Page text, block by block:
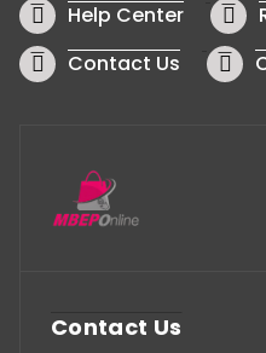
Help Center
Contact Us
Contact Us